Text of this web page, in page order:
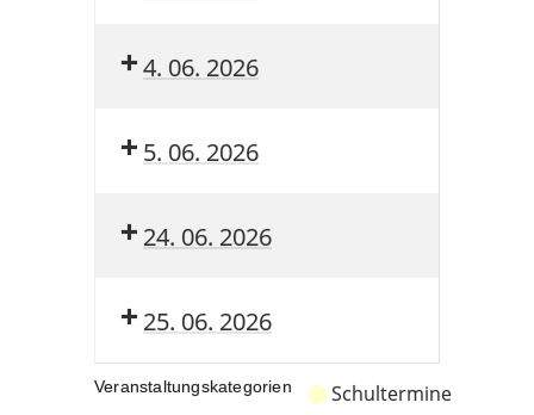
4. 06. 2026
5. 06. 2026
24. 06. 2026
25. 06. 2026
Veranstaltungskategorien
Schultermine